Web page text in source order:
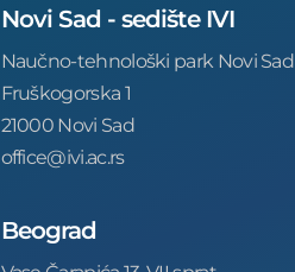
Novi Sad - sedište IVI
Naučno-tehnološki park Novi Sad
Fruškogorska 1
21000 Novi Sad
office@ivi.ac.rs
Beograd